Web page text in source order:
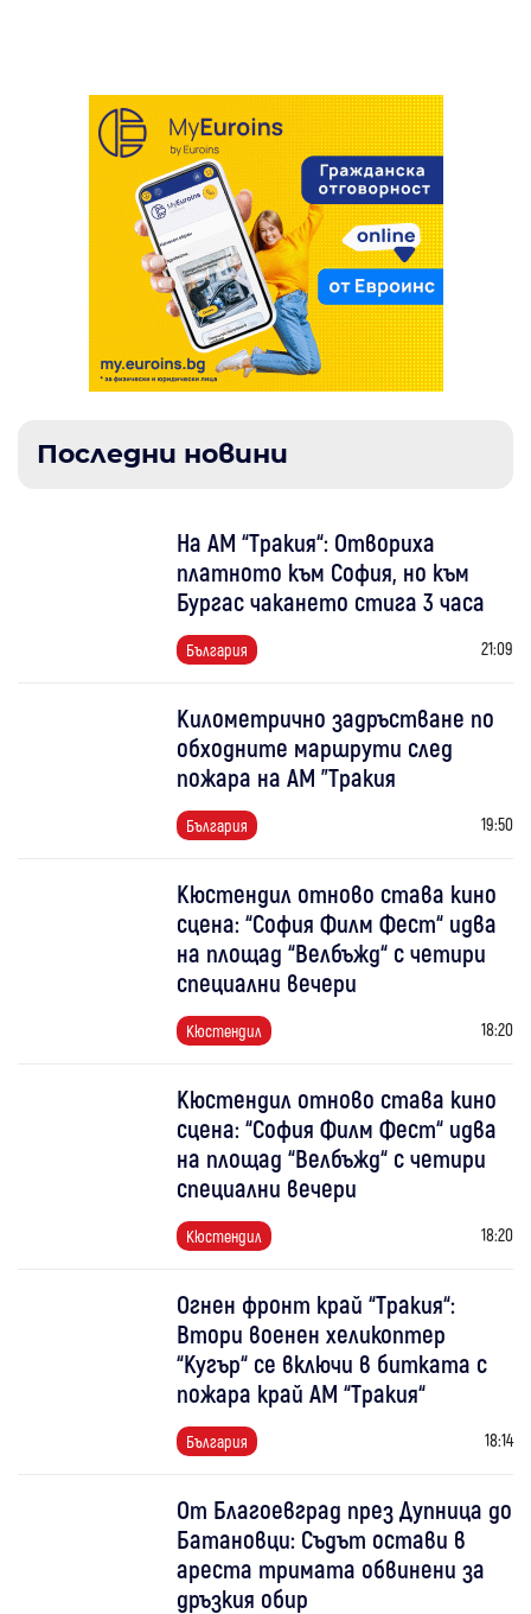
Последни новини
На АМ “Тракия“: Отвориха
платното към София, но към
Бургас чакането стига 3 часа
България 21:09
Километрично задръстване по
обходните маршрути след
пожара на АМ "Тракия
България 19:50
Кюстендил отново става кино
сцена: “София Филм Фест“ идва
на площад “Велбъжд“ с четири
специални вечери
Кюстендил 18:20
Кюстендил отново става кино
сцена: “София Филм Фест“ идва
на площад “Велбъжд“ с четири
специални вечери
Кюстендил 18:20
Огнен фронт край “Тракия“:
Втори военен хеликоптер
“Кугър“ се включи в битката с
пожара край АМ “Тракия“
България 18:14
От Благоевград през Дупница до
Батановци: Съдът остави в
ареста тримата обвинени за
дръзкия обир